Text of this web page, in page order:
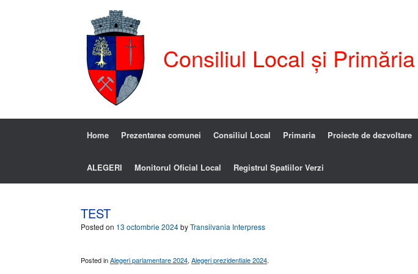
Consiliul Local și
Home Prezentarea comunei Consiliul Local Primaria Proiecte de dezvoltare
ALEGERI Monitorul Oficial Local Registrul Spatiilor Verzi
TEST
Posted on 13 octombrie 2024byTransilvania Interpress
Posted inAlegeri parlamentare 2024, Alegeri prezidentiale 2024.